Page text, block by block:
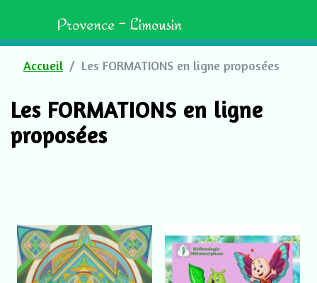
Provence - Limousin
Accueil Les FORMATIONS en ligne proposées
Les FORMATIONS en ligne
proposées